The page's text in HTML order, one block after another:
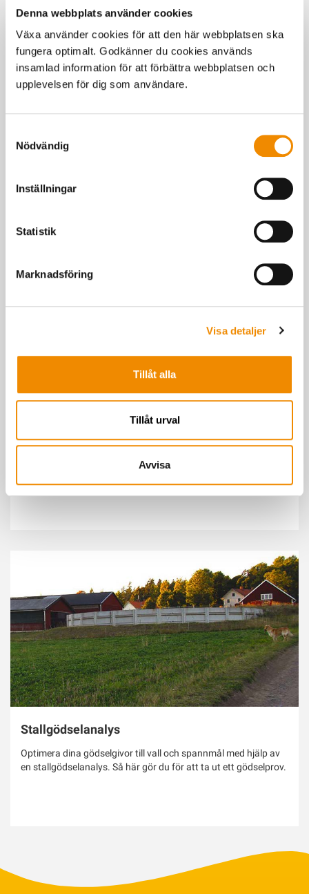
Denna webbplats använder cookies
Växa använder cookies för att den här webbplatsen ska
fungera optimalt. Godkänner du cookies används
insamlad information för att förbättra webbplatsen och
upplevelsen för dig som användare.
Nödvändig
Inställningar
Statistik
Marknadsföring
Visa detaljer
Tillåt alla
Tillåt urval
Avvisa
har vi det kompletta rådgivningskonceptet för dig.
Stallgödselanalys
Optimera dina gödselgivor till vall och spannmål med hjälp av
en stallgödselanalys. Så här gör du för att ta ut ett gödselprov.